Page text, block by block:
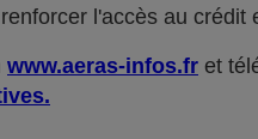
l'accès au
www.aeras-infos.fr et